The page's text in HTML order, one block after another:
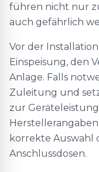
führen nicht nur
auch gefährlich
Vor der
Einspeisung, den
Anlage. Falls
Zuleitung und
zur
korrekte Auswahl
Anschlussdosen.